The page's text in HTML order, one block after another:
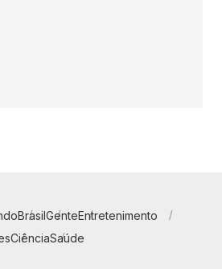
BrasilGenteEntretenimento
CiênciaSaúde